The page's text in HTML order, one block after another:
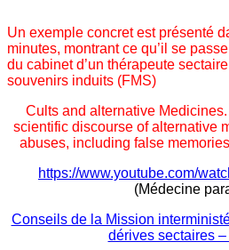
Un exemple concret est présenté
minutes, montrant ce qu’il se
du cabinet d’un thérapeute
souvenirs induits (FMS)
Cults and alternative
scientific discourse of alternative
abuses, including false
https://www.youtube.com/
(Médecine
Conseils de la Mission
dérives sectaires